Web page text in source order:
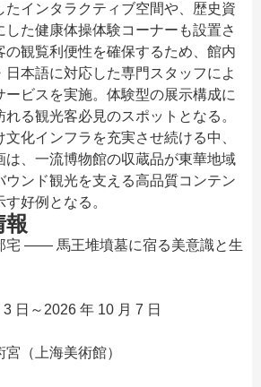
たインタラクティブ空間や、歴史資
た健康体操体験コーナーも設置さ
の観覧利便性を確保するため、館内
日本語に対応した専門スタッフによ
ービスを実施。体験型の展示構成に
る観光客必見のスポットとなる。
文化インフラを充実させ続ける中、
は、一流博物館の収蔵品が東華地域
ウンド観光を支える高品質コンテン
好例となる。
報
宅 —— 馬王堆墳墓に宿る美意識と生
日～2026 年 10 月 7 日
（上海美術館）